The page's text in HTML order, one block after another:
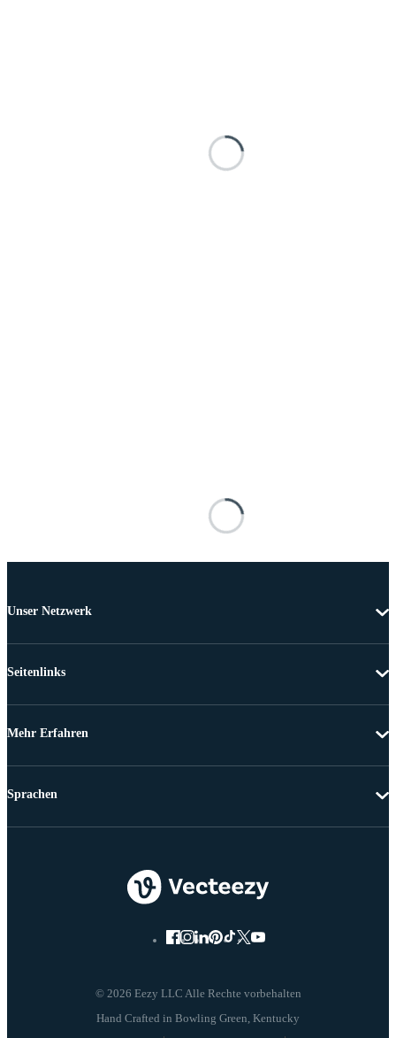
Unser Netzwerk
Seitenlinks
Mehr Erfahren
© 2026 Eezy LLC Alle Rechte vorbehalten
Sprachen